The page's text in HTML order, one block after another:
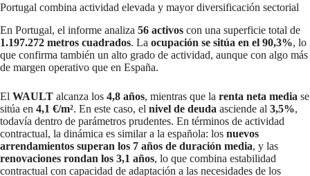
Portugal combina actividad elevada y mayor diversificación sectorial
En Portugal, el informe analiza 56 activos con una superficie total de
1.197.272 metros cuadrados. La ocupación se sitúa en el 90,3%, lo
que confirma también un alto grado de actividad, aunque con algo más
de margen operativo que en España.
El WAULT alcanza los 4,8 años, mientras que la renta neta media se
sitúa en 4,1 €/m². En este caso, el nivel de deuda asciende al 3,5%,
todavía dentro de parámetros prudentes. En términos de actividad
contractual, la dinámica es similar a la española: los nuevos
arrendamientos superan los 7 años de duración media, y las
renovaciones rondan los 3,1 años, lo que combina estabilidad
contractual con capacidad de adaptación a las necesidades de los